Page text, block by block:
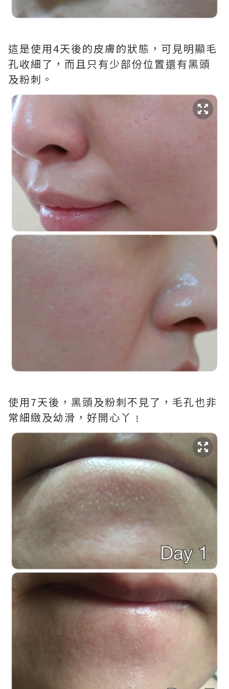
這是使用4天後的皮膚的狀態，可見明顯毛
孔收細了，而且只有少部份位置還有黑頭
及粉刺。
使用7天後，黑頭及粉刺不見了，毛孔也非
常細緻及幼滑，好開心丫﹗